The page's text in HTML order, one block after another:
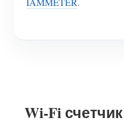
Wi-Fi